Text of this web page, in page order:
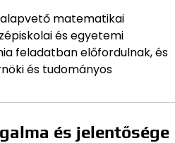
matematikai
és egyetemi
feladatban előfordulnak, és
és tudományos
és jelentősége